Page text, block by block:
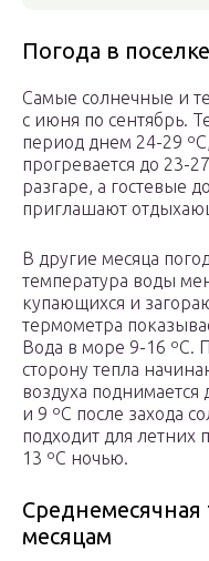
Погода в поселке
Самые солнечные и
с июня по сентябрь.
период днем 24-29
прогревается до 23-
разгаре, а гостевые
приглашают
В другие месяца
температура воды
купающихся и
термометра
Вода в море 9-16 ºС.
сторону тепла
воздуха поднимается
и 9 ºС после захода
подходит для
13 ºС ночью.
месяцам